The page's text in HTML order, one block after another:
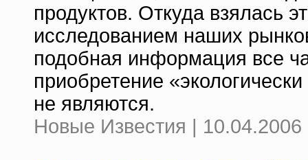
продуктов. Откуда взялась
исследованием наших
подобная информация все
приобретение
не являются.
Новые Известия | 10.04.2006